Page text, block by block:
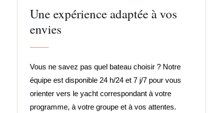
Une expérience adaptée à vos
envies
Vous ne savez pas quel bateau choisir ? Notre
équipe est disponible 24 h/24 et 7 j/7 pour vous
orienter vers le yacht correspondant à votre
programme, à votre groupe et à vos attentes.